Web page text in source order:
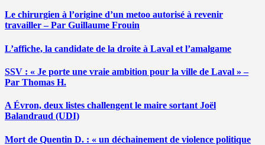
Le chirurgien à l’origine d’un metoo autorisé à revenir
travailler – Par Guillaume Frouin
L’affiche, la candidate de la droite à Laval et l’amalgame
SSV : « Je porte une vraie ambition pour la ville de Laval » –
Par Thomas H.
A Évron, deux listes challengent le maire sortant Joël
Balandraud (UDI)
Mort de Quentin D. : « un déchainement de violence politique